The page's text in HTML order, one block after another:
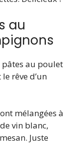
au
pâtes au poulet
rêve d’un
mélangées à
vin blanc,
Juste